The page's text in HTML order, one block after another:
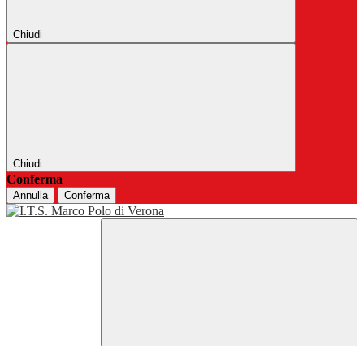
Chiudi
Chiudi
Conferma
Annulla Conferma